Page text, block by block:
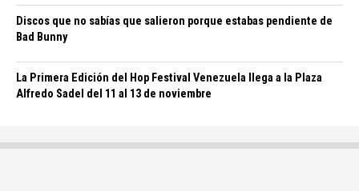
Discos que no sabías que salieron porque estabas pendiente de
Bad Bunny
La Primera Edición del Hop Festival Venezuela llega a la Plaza
Alfredo Sadel del 11 al 13 de noviembre